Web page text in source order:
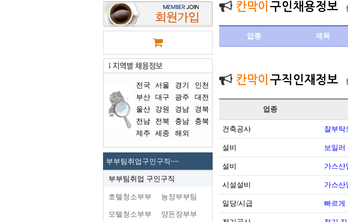
전국 서울 경기
인천
부산 대구 광주
대전
울산
강원 경남
경북
전남
전북 충남
충북
제주
세종 해외
부부팀취업구인구직~~
부부팀취업 구인구직
호텔청소부부 농장부부팀
모텔청소부부 양돈장부부
칸막이 구인채용정보
업종 제목
칸막이 구직인재정보
업종
건축공사 잘부탁
설비 보일러
설비 가스
시설설비 가스
일당/시급 빠르게